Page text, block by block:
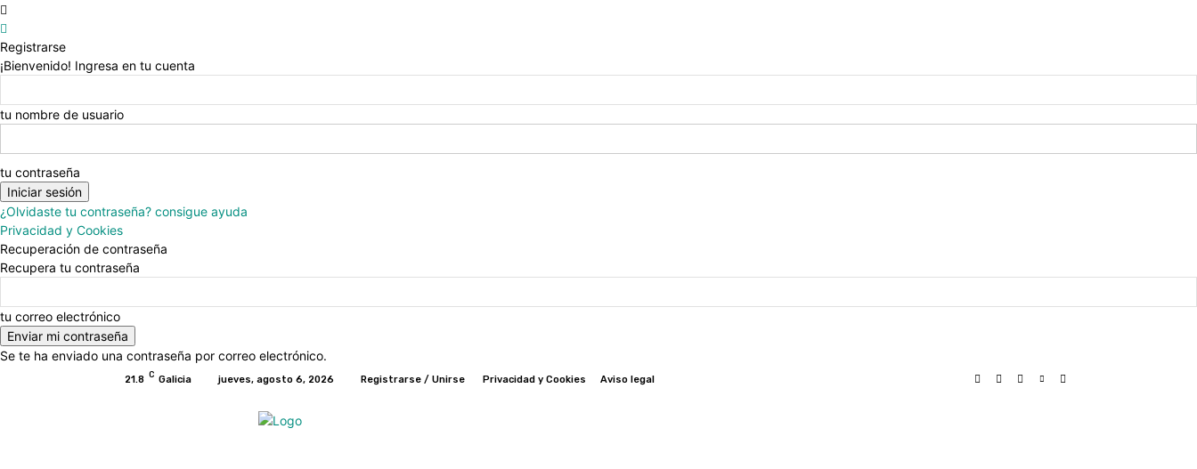
Registrarse
¡Bienvenido! Ingresa en tu cuenta
tu nombre de usuario
tu contraseña
¿Olvidaste tu contraseña? consigue ayuda
Privacidad y Cookies
Recuperación de contraseña
Recupera tu contraseña
tu correo electrónico
Se te ha enviado una contraseña por correo electrónico.
21.8 C Galicia jueves, agosto 6, 2026 Registrarse / Unirse Privacidad y Cookies Aviso legal